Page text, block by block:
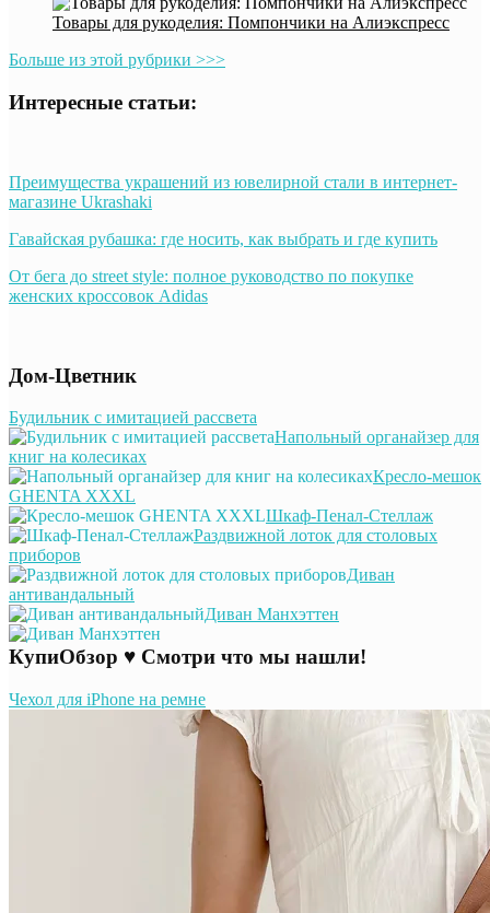
Товары для рукоделия: Помпончики на Алиэкспресс
Больше из этой рубрики >>>
Интересные статьи:
Преимущества украшений из ювелирной стали в интернет-
магазине Ukrashaki
Гавайская рубашка: где носить, как выбрать и где купить
От бега до street style: полное руководство по покупке
женских кроссовок Adidas
Дом-Цветник
Будильник с имитацией рассвета
Напольный органайзер для
книг на колесиках
Кресло-мешок
GHENTA XXXL
Шкаф-Пенал-Стеллаж
Раздвижной лоток для столовых
приборов
Диван
антивандальный
Диван Манхэттен
КупиОбзор ♥ Смотри что мы нашли!
Чехол для iPhone на ремне